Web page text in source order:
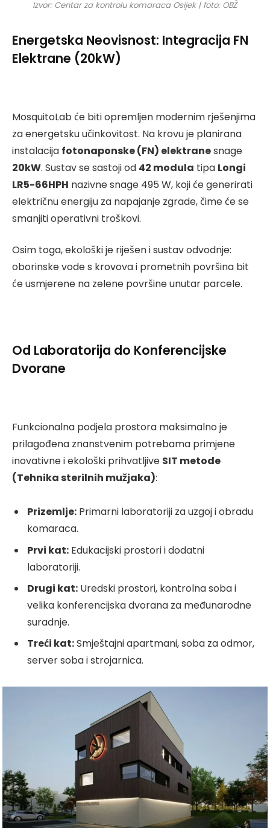
Izvor: Centar za kontrolu komaraca Osijek | foto: OBŽ
Energetska Neovisnost: Integracija FN
Elektrane (20kW)
MosquitoLab će biti opremljen modernim rješenjima
za energetsku učinkovitost. Na krovu je planirana
instalacija fotonaponske (FN) elektranesnage
20kW. Sustav se sastoji od 42 modula tipa Longi
LR5-66HPH nazivne snage 495 W, koji će generirati
električnu energiju za napajanje zgrade, čime će se
smanjiti operativni troškovi.
Osim toga, ekološki je riješen i sustav odvodnje:
oborinske vode s krovova i prometnih površina bit
će usmjerene na zelene površine unutar parcele.
Od Laboratorija do Konferencijske
Dvorane
Funkcionalna podjela prostora maksimalno je
prilagođena znanstvenim potrebama primjene
inovativne i ekološki prihvatljive SIT metode
(Tehnika sterilnih mužjaka):
Prizemlje: Primarni laboratoriji za uzgoj i obradu
komaraca.
Prvi kat: Edukacijski prostori i dodatni
laboratoriji.
Drugi kat: Uredski prostori, kontrolna soba i
velika konferencijska dvorana za međunarodne
suradnje.
Treći kat:Smještajni apartmani, soba za odmor,
server soba i strojarnica.